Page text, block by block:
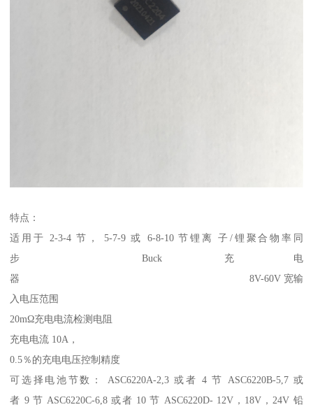
特点：
适用于 2-3-4 节， 5-7-9 或 6-8-10 节锂离 子/锂聚合物率同
步 Buck 充电
器 8V-60V 宽输
入电压范围
20mΩ充电电流检测电阻
充电电流 10A，
0.5％的充电电压控制精度
可选择电池节数： ASC6220A-2,3 或者 4 节 ASC6220B-5,7 或
者 9 节 ASC6220C-6,8 或者 10 节 ASC6220D- 12V，18V，24V 铅